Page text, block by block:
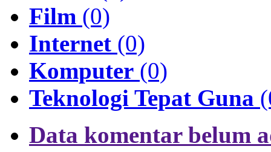
Film (0)
Internet (0)
Komputer (0)
Teknologi Tepat Guna
Data komentar belum